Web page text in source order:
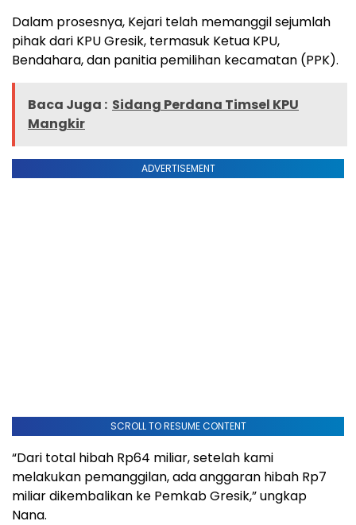
Dalam prosesnya, Kejari telah memanggil sejumlah
pihak dari KPU Gresik, termasuk Ketua KPU,
Bendahara, dan panitia pemilihan kecamatan (PPK).
Baca Juga : Sidang Perdana Timsel KPU
Mangkir
ADVERTISEMENT
SCROLL TO RESUME CONTENT
“Dari total hibah Rp64 miliar, setelah kami
melakukan pemanggilan, ada anggaran hibah Rp7
miliar dikembalikan ke Pemkab Gresik,” ungkap
Nana.